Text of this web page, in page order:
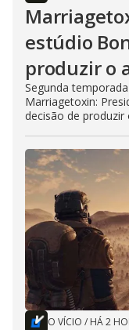
estúdio
produzir o
Segunda
Marriagetoxin:
decisão de produzir
O VÍCIO / HÁ 2